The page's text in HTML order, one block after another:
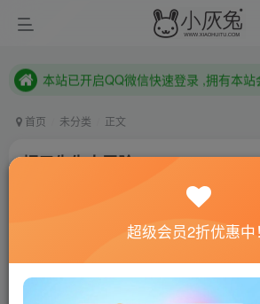
首页 未分类 正文
帽子先生大冒险/The
联网教程： 内附教程
单机教程： 内附教程
超级会员2折优惠中！